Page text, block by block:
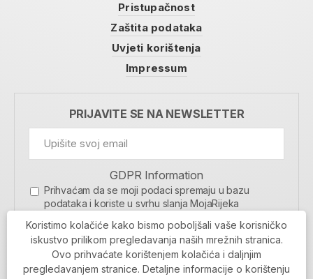
Pristupačnost
Zaštita podataka
Uvjeti korištenja
Impressum
PRIJAVITE SE NA NEWSLETTER
GDPR Information
Prihvaćam da se moji podaci spremaju u bazu
podataka i koriste u svrhu slanja MojaRijeka
MOJARIJEKA NEWSLETTER
PRIJAVI SE
Koristimo kolačiće kako bismo poboljšali vaše korisničko
iskustvo prilikom pregledavanja naših mrežnih stranica.
Ovo prihvaćate korištenjem kolačića i daljnjim
pregledavanjem stranice. Detaljne informacije o korištenju